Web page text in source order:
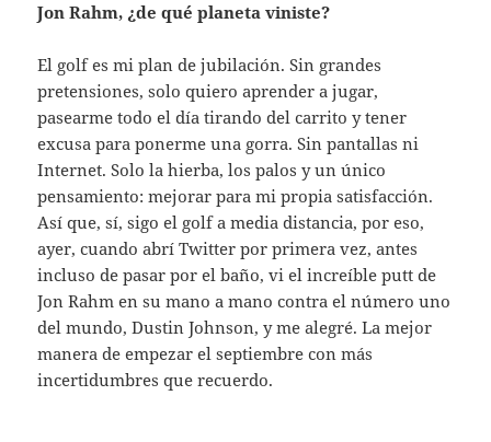
Jon Rahm, ¿de qué planeta viniste?
El golf es mi plan de jubilación. Sin grandes
pretensiones, solo quiero aprender a jugar,
pasearme todo el día tirando del carrito y tener
excusa para ponerme una gorra. Sin pantallas ni
Internet. Solo la hierba, los palos y un único
pensamiento: mejorar para mi propia satisfacción.
Así que, sí, sigo el golf a media distancia, por eso,
ayer, cuando abrí Twitter por primera vez, antes
incluso de pasar por el baño, vi el increíble putt de
Jon Rahm en su mano a mano contra el número uno
del mundo, Dustin Johnson, y me alegré. La mejor
manera de empezar el septiembre con más
incertidumbres que recuerdo.